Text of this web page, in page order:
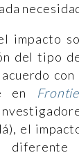
impacto
del tipo
en
el